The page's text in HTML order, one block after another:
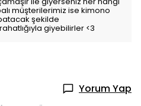
müşterilerimiz ise kimono
şekilde
giyebilirler <3
Yorum Yap